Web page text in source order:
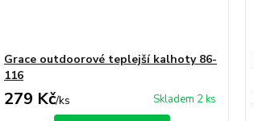
Grace outdoorové teplejší kalhoty 86-
116
279 Kč/ks Skladem 2 ks